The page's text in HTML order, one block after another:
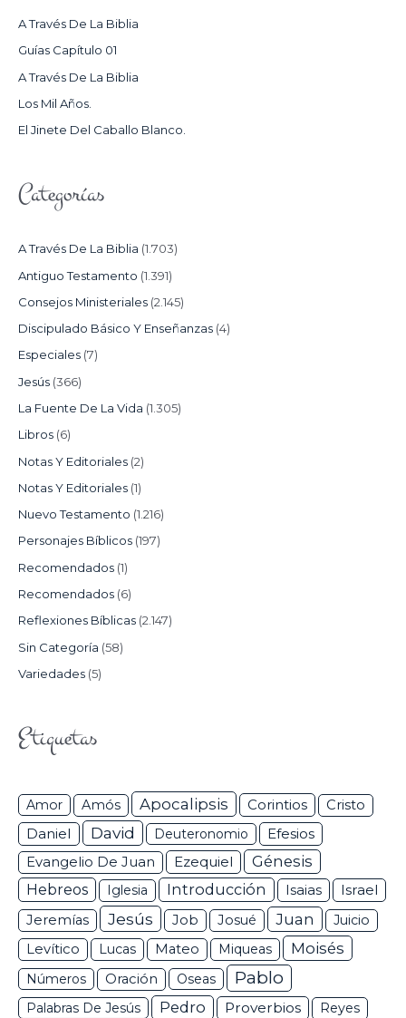
R
:
A Través De La Biblia
Guías Capítulo 01
A Través De La Biblia
Los Mil Años.
El Jinete Del Caballo Blanco.
Categorías
A Través De La Biblia (1.703)
Antiguo Testamento (1.391)
Consejos Ministeriales (2.145)
Discipulado Básico Y Enseñanzas (4)
Especiales (7)
Jesús (366)
La Fuente De La Vida (1.305)
Libros (6)
Notas Y Editoriales (2)
Notas Y Editoriales (1)
Nuevo Testamento (1.216)
Personajes Bíblicos (197)
Recomendados (1)
Recomendados (6)
Reflexiones Bíblicas (2.147)
Sin Categoría (58)
Variedades (5)
Etiquetas
Amor Amós Apocalipsis Corintios Cristo
Daniel David Deuteronomio Efesios
Evangelio De Juan Ezequiel
Génesis
Hebreos
Iglesia Introducción Isaias Israel
Jeremías Jesús Job Josué Juan
Juicio
Levítico
Lucas Mateo Miqueas Moisés
Números Oración Oseas Pablo
Palabras De Jesús Pedro Proverbios Reyes